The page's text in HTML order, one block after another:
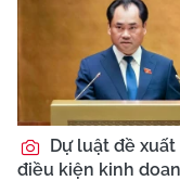
Dự luật đề xuất
điều kiện kinh